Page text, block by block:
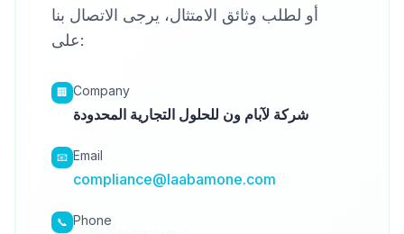
أو لطلب وثائق الامتثال، يرجى الاتصال بنا
على:
🏢 Company
شركة لآبام ون للحلول التجارية المحدودة
📧 Email
compliance@laabamone.com
📞 Phone